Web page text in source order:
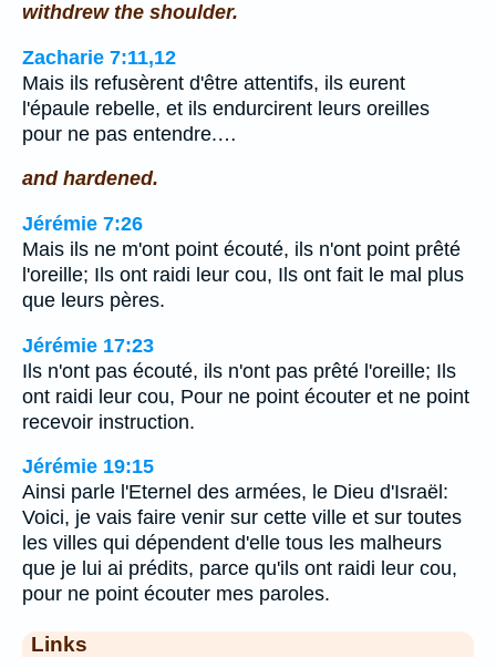
withdrew the shoulder.
Zacharie 7:11,12
Mais ils refusèrent d'être attentifs, ils eurent
l'épaule rebelle, et ils endurcirent leurs oreilles
pour ne pas entendre.…
and hardened.
Jérémie 7:26
Mais ils ne m'ont point écouté, ils n'ont point prêté
l'oreille; Ils ont raidi leur cou, Ils ont fait le mal plus
que leurs pères.
Jérémie 17:23
Ils n'ont pas écouté, ils n'ont pas prêté l'oreille; Ils
ont raidi leur cou, Pour ne point écouter et ne point
recevoir instruction.
Jérémie 19:15
Ainsi parle l'Eternel des armées, le Dieu d'Israël:
Voici, je vais faire venir sur cette ville et sur toutes
les villes qui dépendent d'elle tous les malheurs
que je lui ai prédits, parce qu'ils ont raidi leur cou,
pour ne point écouter mes paroles.
Links